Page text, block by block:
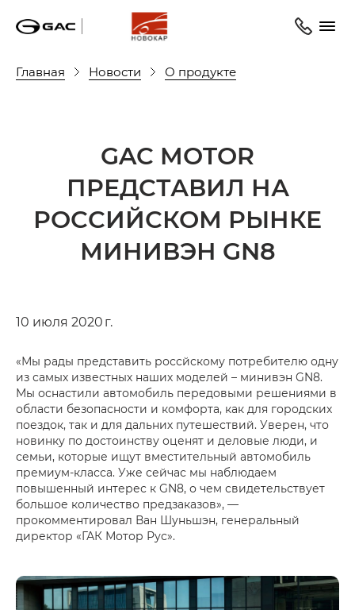
Главная Новости О продукте
GAC MOTOR
ПРЕДСТАВИЛ НА
РОССИЙСКОМ РЫНКЕ
МИНИВЭН GN8
10 июля 2020 г.
«Мы рады представить россйскому потребителю одну
из самых известных наших моделей – минивэн GN8.
Мы оснастили автомобиль передовыми решениями в
области безопасности и комфорта, как для городских
поездок, так и для дальних путешествий. Уверен, что
новинку по достоинству оценят и деловые люди, и
семьи, которые ищут вместительный автомобиль
премиум-класса. Уже сейчас мы наблюдаем
повышенный интерес к GN8, о чем свидетельствует
большое количество предзаказов», —
прокомментировал Ван Шуньшэн, генеральный
директор «ГАК Мотор Рус».